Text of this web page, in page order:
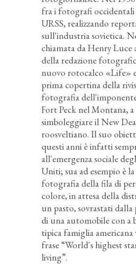
fra i fotografi occidentali
URSS, realizzando
sull'industria sovietica.
chiamata da Henry Luce
della redazione
nuovo rotocalco «Life»
prima copertina della
fotografia
Fort Peck nel Montana, a
simboleggiare il New
roosveltiano. Il suo
questi anni è infatti
all'emergenza sociale
Uniti; sua ad esempio è
fotografia della fila di
colore, in attesa della
un pasto, sovrastati
di una automobile con a
tipica famiglia americana
frase “World's highest
living”.